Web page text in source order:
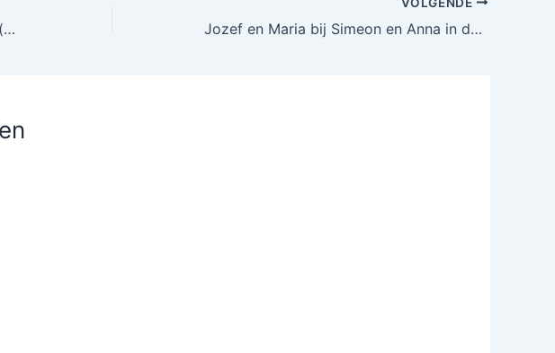
Simeon en Hanna (Anna) in de tempel (eenvoudige knutsel) Jozef en Maria bij Simeon en Anna in de tempel knutsel en kleurplaat